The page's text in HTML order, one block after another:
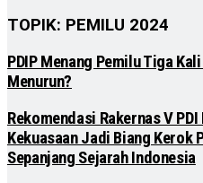
TOPIK: PEMILU 2024
PDIP Menang Pemilu Tiga
Menurun?
Rekomendasi Rakernas V
Kekuasaan Jadi Biang Kerok
Sepanjang Sejarah Indonesia